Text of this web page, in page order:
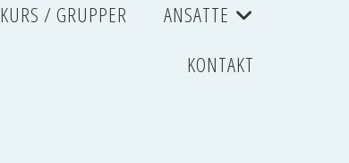
KURS / GRUPPER
ANSATTE
KONTAKT